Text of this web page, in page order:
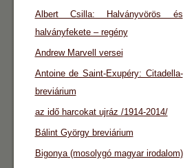
Albert Csilla: Halványvörös és
halványfekete – regény
Andrew Marvell versei
Antoine de Saint-Exupéry: Citadella-
breviárium
az idő harcokat ujráz /1914-2014/
Bálint György breviárium
Bigonya (mosolygó magyar irodalom)